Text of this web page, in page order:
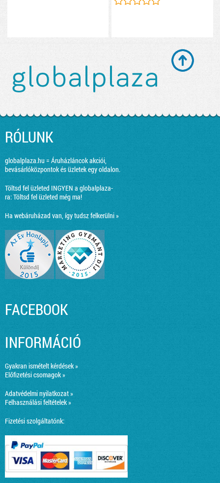
RÓLUNK
globalplaza.hu = Áruházláncok akciói,
bevásárlóközpontok és üzletek egy oldalon.
Töltsd fel üzleted INGYEN a globalplaza-
ra:Töltsd fel üzleted még ma!
Ha webáruházad van, így tudsz felkerülni »
FACEBOOK
INFORMÁCIÓ
Gyakran ismételt kérdések »
Előfizetési csomagok »
Adatvédelmi nyilatkozat »
Felhasználási feltételek »
Fizetési szolgáltatónk: